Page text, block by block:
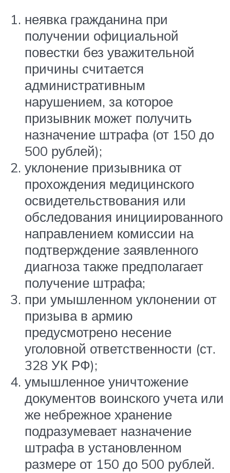
неявка гражданина при
получении официальной
повестки без уважительной
причины считается
административным
нарушением, за которое
призывник может получить
назначение штрафа (от 150 до
500 рублей);
уклонение призывника от
прохождения медицинского
освидетельствования или
обследования инициированного
направлением комиссии на
подтверждение заявленного
диагноза также предполагает
получение штрафа;
при умышленном уклонении от
призыва в армию
предусмотрено несение
уголовной ответственности (ст.
328 УК РФ);
умышленное уничтожение
документов воинского учета или
же небрежное хранение
подразумевает назначение
штрафа в установленном
размере от 150 до 500 рублей.